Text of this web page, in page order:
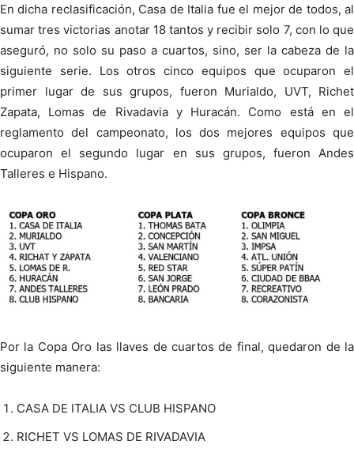
En dicha reclasificación, Casa de Italia fue el mejor de todos, al
sumar tres victorias anotar 18 tantos y recibir solo 7, con lo que
aseguró, no solo su paso a cuartos, sino, ser la cabeza de la
siguiente serie. Los otros cinco equipos que ocuparon el
primer lugar de sus grupos, fueron Murialdo, UVT, Richet
Zapata, Lomas de Rivadavia y Huracán. Como está en el
reglamento del campeonato, los dos mejores equipos que
ocuparon el segundo lugar en sus grupos, fueron Andes
Talleres e Hispano.
Por la Copa Oro las llaves de cuartos de final, quedaron de la
siguiente manera:
CASA DE ITALIA VS CLUB HISPANO
RICHET VS LOMAS DE RIVADAVIA